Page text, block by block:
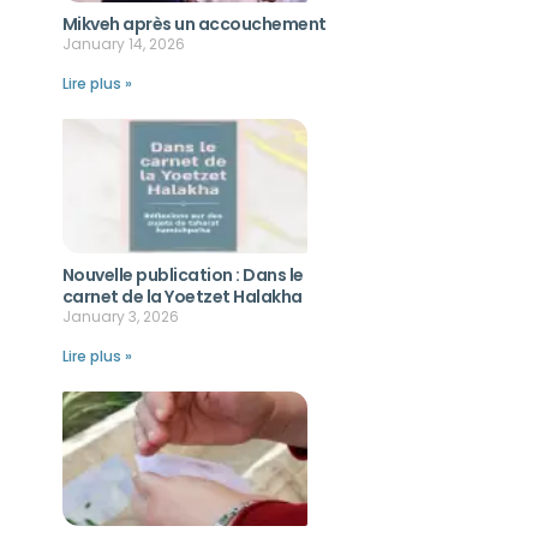
Mikveh après un accouchement
January 14, 2026
Lire plus »
Nouvelle publication : Dans le
carnet de la Yoetzet Halakha
January 3, 2026
Lire plus »